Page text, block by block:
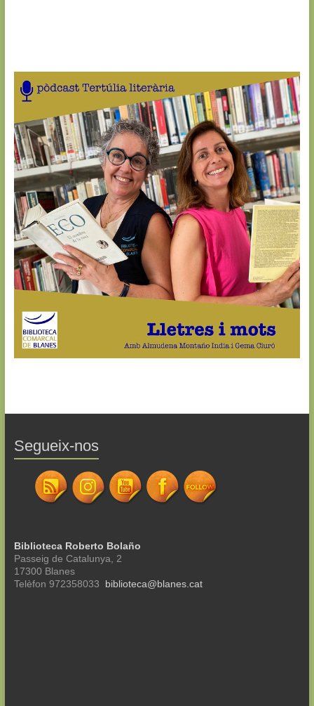
Segueix-nos
Biblioteca Roberto Bolaño
Passeig de Catalunya, 2
17300 Blanes
Telèfon 972358033 biblioteca@blanes.cat